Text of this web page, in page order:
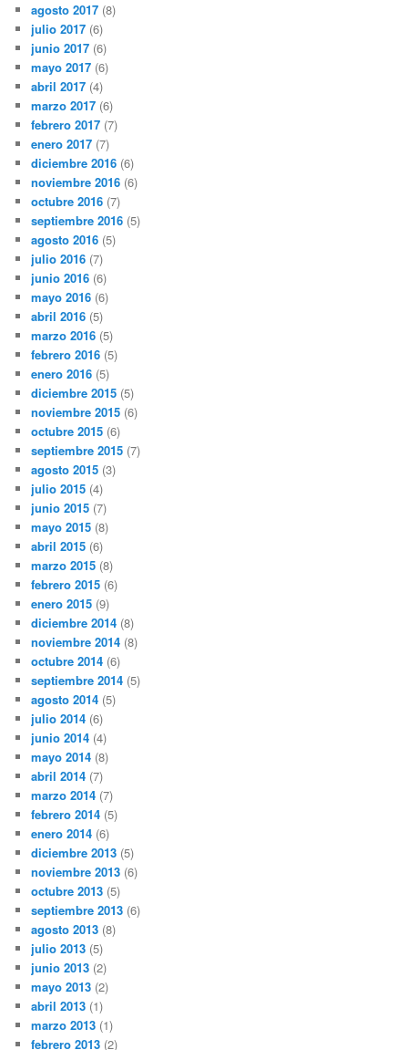
agosto 2017 (8)
julio 2017 (6)
junio 2017 (6)
mayo 2017 (6)
abril 2017 (4)
marzo 2017 (6)
febrero 2017 (7)
enero 2017 (7)
diciembre 2016 (6)
noviembre 2016 (6)
octubre 2016 (7)
septiembre 2016 (5)
agosto 2016 (5)
julio 2016 (7)
junio 2016 (6)
mayo 2016 (6)
abril 2016 (5)
marzo 2016 (5)
febrero 2016 (5)
enero 2016 (5)
diciembre 2015 (5)
noviembre 2015 (6)
octubre 2015 (6)
septiembre 2015 (7)
agosto 2015 (3)
julio 2015 (4)
junio 2015 (7)
mayo 2015 (8)
abril 2015 (6)
marzo 2015 (8)
febrero 2015 (6)
enero 2015 (9)
diciembre 2014 (8)
noviembre 2014 (8)
octubre 2014 (6)
septiembre 2014 (5)
agosto 2014 (5)
julio 2014 (6)
junio 2014 (4)
mayo 2014 (8)
abril 2014 (7)
marzo 2014 (7)
febrero 2014 (5)
enero 2014 (6)
diciembre 2013 (5)
noviembre 2013 (6)
octubre 2013 (5)
septiembre 2013 (6)
agosto 2013 (8)
julio 2013 (5)
junio 2013 (2)
mayo 2013 (2)
abril 2013 (1)
marzo 2013 (1)
febrero 2013 (2)